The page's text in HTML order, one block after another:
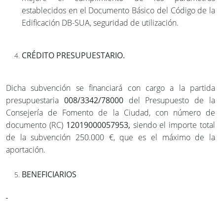
establecidos en el Documento Básico del Código de la
Edificación DB-SUA, seguridad de utilización.
CRÉDITO PRESUPUESTARIO.
Dicha subvención se financiará con cargo a la partida
presupuestaria 008/3342/78000del Presupuesto de la
Consejería de Fomento de la Ciudad, con número de
documento (RC)12019000057953, siendo el importe total
de la subvención 250.000 €, que es el máximo de la
aportación.
BENEFICIARIOS